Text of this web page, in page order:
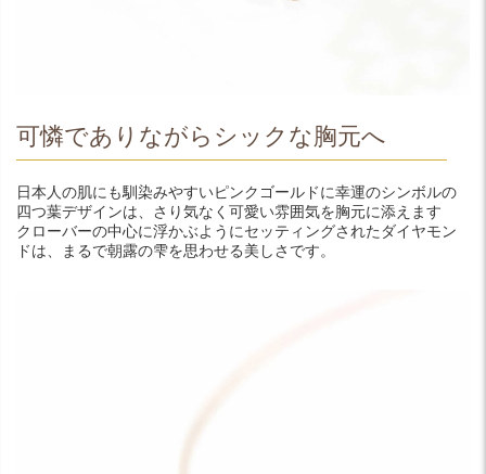
可憐でありながらシックな胸元へ
日本人の肌にも馴染みやすいピンクゴールドに幸運のシンボルの
四つ葉デザインは、さり気なく可愛い雰囲気を胸元に添えます
クローバーの中心に浮かぶようにセッティングされたダイヤモン
ドは、まるで朝露の雫を思わせる美しさです。